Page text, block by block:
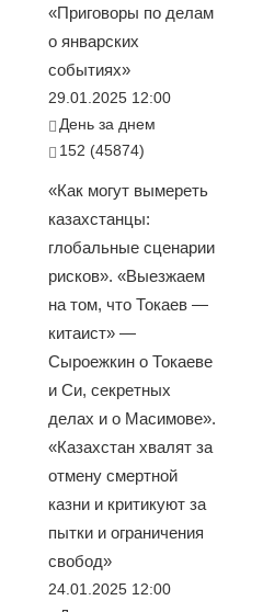
«Приговоры по делам
о январских
событиях»
29.01.2025 12:00
День за днем
152 (45874)
«Как могут вымереть
казахстанцы:
глобальные сценарии
рисков». «Выезжаем
на том, что Токаев —
китаист» —
Сыроежкин о Токаеве
и Си, секретных
делах и о Масимове».
«Казахстан хвалят за
отмену смертной
казни и критикуют за
пытки и ограничения
свобод»
24.01.2025 12:00